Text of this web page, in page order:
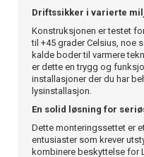
Driftssikker i varierte
Konstruksjonen er testet
til +45 grader Celsius, noe
kalde boder til varmere
er dette en trygg og
installasjoner der du har
lysinstallasjon.
En solid løsning for
Dette monteringssettet er
entusiaster som krever
kombinere beskyttelse for